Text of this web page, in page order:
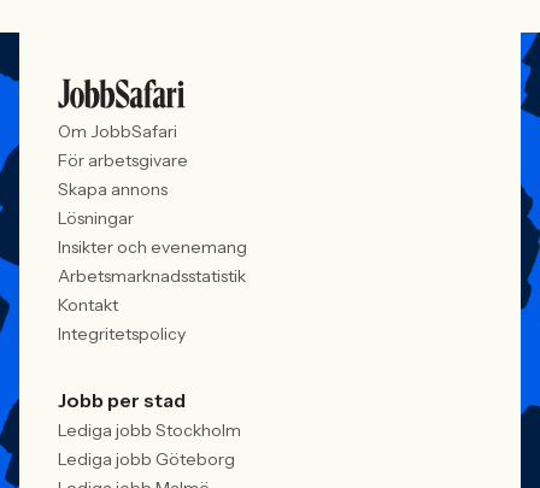
Om JobbSafari
För arbetsgivare
Skapa annons
Lösningar
Insikter och evenemang
Arbetsmarknadsstatistik
Kontakt
Integritetspolicy
Jobb per stad
Lediga jobb Stockholm
Lediga jobb Göteborg